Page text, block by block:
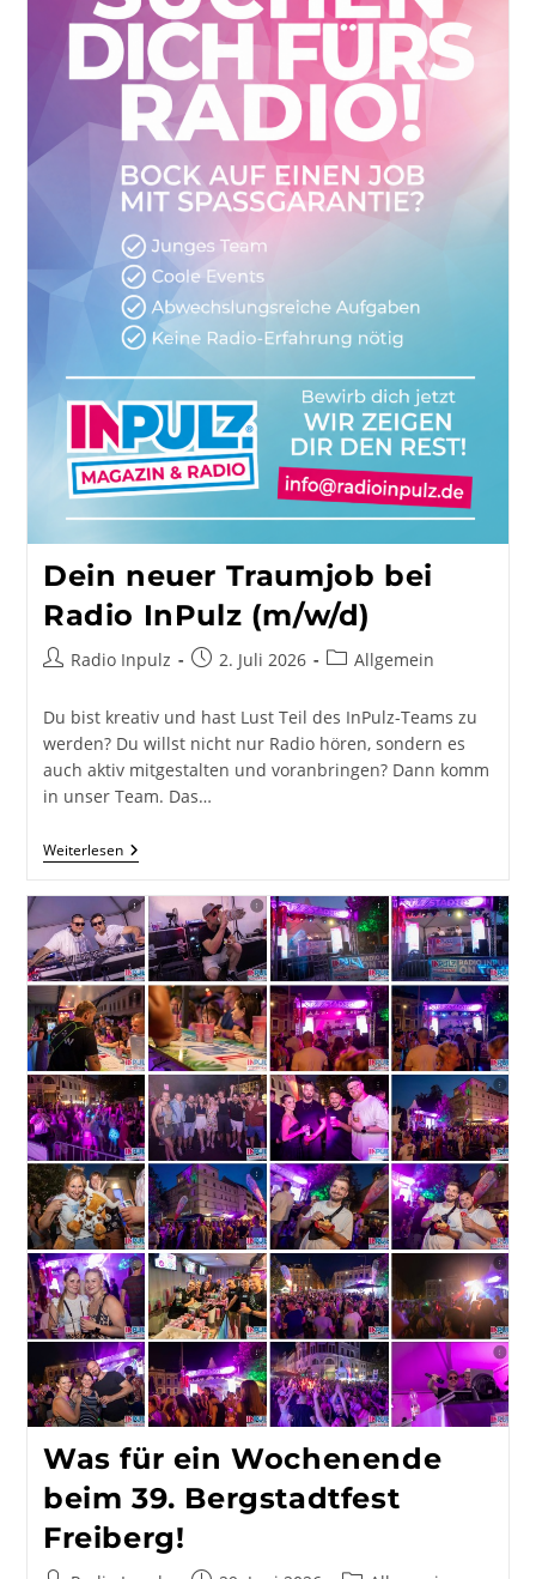
Dein neuer Traumjob bei
Radio InPulz (m/w/d)
Beitrags-
Radio Inpulz
Beitrag2. Juli 2026
Beitrags-
Allgemein
Du bist kreativ und hast Lust Teil des InPulz-Teams zu
werden? Du willst nicht nur Radio hören, sondern es
auch aktiv mitgestalten und voranbringen? Dann komm
in unser Team. Das…
WeiterlesenDein
Neuer
Bei
Radio
InPulz
(m/w/d)
Was für ein Wochenende
beim 39. Bergstadtfest
Freiberg!